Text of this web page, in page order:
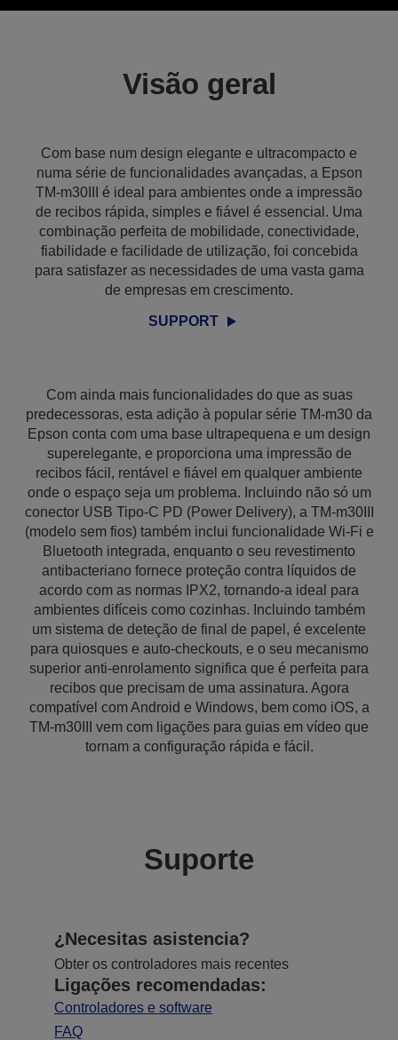
Visão geral
Com base num design elegante e ultracompacto e
numa série de funcionalidades avançadas, a Epson
TM-m30III é ideal para ambientes onde a impressão
de recibos rápida, simples e fiável é essencial. Uma
combinação perfeita de mobilidade, conectividade,
fiabilidade e facilidade de utilização, foi concebida
para satisfazer as necessidades de uma vasta gama
de empresas em crescimento.
SUPPORT
Com ainda mais funcionalidades do que as suas
predecessoras, esta adição à popular série TM-m30 da
Epson conta com uma base ultrapequena e um design
superelegante, e proporciona uma impressão de
recibos fácil, rentável e fiável em qualquer ambiente
onde o espaço seja um problema. Incluindo não só um
conector USB Tipo-C PD (Power Delivery), a TM-m30III
(modelo sem fios) também inclui funcionalidade Wi-Fi e
Bluetooth integrada, enquanto o seu revestimento
antibacteriano fornece proteção contra líquidos de
acordo com as normas IPX2, tornando-a ideal para
ambientes difíceis como cozinhas. Incluindo também
um sistema de deteção de final de papel, é excelente
para quiosques e auto-checkouts, e o seu mecanismo
superior anti-enrolamento significa que é perfeita para
recibos que precisam de uma assinatura. Agora
compatível com Android e Windows, bem como iOS, a
TM-m30III vem com ligações para guias em vídeo que
tornam a configuração rápida e fácil.
Suporte
¿Necesitas asistencia?
Obter os controladores mais recentes
Ligações recomendadas:
Controladores e software
FAQ